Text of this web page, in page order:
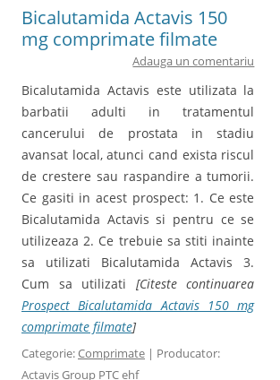
Bicalutamida Actavis 150
mg comprimate filmate
Adauga un comentariu
Bicalutamida Actavis este utilizata la
barbatii adulti in tratamentul
cancerului de prostata in stadiu
avansat local, atunci cand exista riscul
de crestere sau raspandire a tumorii.
Ce gasiti in acest prospect: 1. Ce este
Bicalutamida Actavis si pentru ce se
utilizeaza 2. Ce trebuie sa stiti inainte
sa utilizati Bicalutamida Actavis 3.
Cum sa utilizati [Citeste continuarea
Prospect Bicalutamida Actavis 150 mg
comprimate filmate]
Categorie:Comprimate | Producator:
Actavis Group PTC ehf